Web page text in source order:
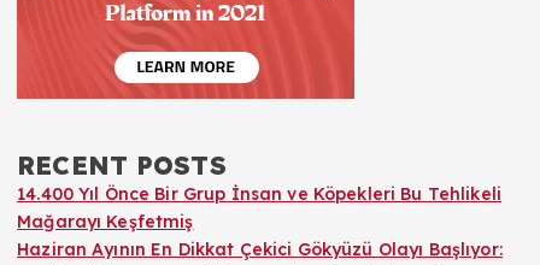
RECENT POSTS
14.400 Yıl Önce Bir Grup İnsan ve Köpekleri Bu Tehlikeli
Mağarayı Keşfetmiş
Haziran Ayının En Dikkat Çekici Gökyüzü Olayı Başlıyor: